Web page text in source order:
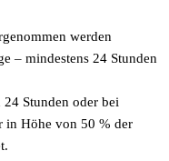
werden
– mindestens 24 Stunden
Stunden oder bei
in Höhe von 50 % der